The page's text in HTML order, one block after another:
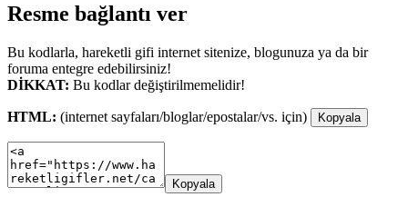
Resme bağlantı ver
Bu kodlarla, hareketli gifi internet sitenize, blogunuza ya da bir
foruma entegre edebilirsiniz!
DİKKAT: Bu kodlar değiştirilmemelidir!
HTML: (internet sayfaları/bloglar/epostalar/vs. için) Kopyala
Kopyala